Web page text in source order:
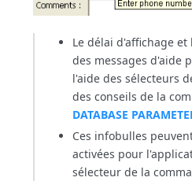
Le délai d'affichage
des messages d'aide
l'aide des sélecteurs
des conseils de la
DATABASE
Ces infobulles
activées pour
sélecteur de la